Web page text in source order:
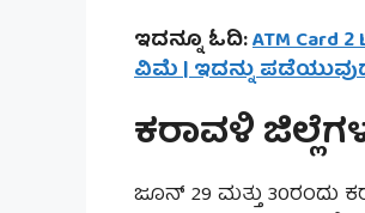
ಇದನ್ನೂ ಓದಿ:ATM Card
ವಿಮೆ | ಇದನ್ನು
ಕರಾವಳಿ
ಜೂನ್ 29 ಮತ್ತು 30ರಂದು